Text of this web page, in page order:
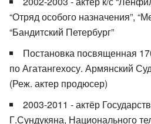
“Отряд особого назначения”,
“Бандитский Петербург”
Постановка посвященная
по Агатангехосу. Армянский
(Реж. актер продюсер)
2003-2011 - актёр
Г.Сундукяна, Национального